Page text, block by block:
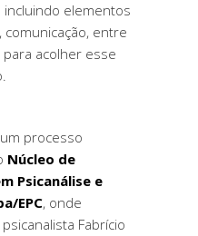
incluindo elementos
comunicação, entre
acolher esse
processo
Núcleo de
Psicanálise e
EPC, onde
Fabrício